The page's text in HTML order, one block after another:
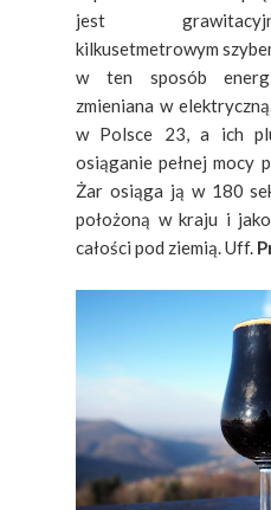
jest
kilkusetmetrowym
w ten sposób
zmieniana w
w Polsce 23, a ich
osiąganie pełnej mocy
Żar osiąga ją w 180
położoną w kraju i
całości pod ziemią. Uff.